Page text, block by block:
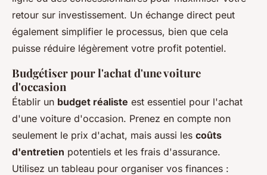
retour sur investissement. Un échange direct peut
également simplifier le processus, bien que cela
puisse réduire légèrement votre profit potentiel.
Budgétiser pour l'achat d'une voiture
d'occasion
Établir un budget réaliste est essentiel pour l'achat
d'une voiture d'occasion. Prenez en compte non
seulement le prix d'achat, mais aussi les coûts
d'entretien potentiels et les frais d'assurance.
Utilisez un tableau pour organiser vos finances :